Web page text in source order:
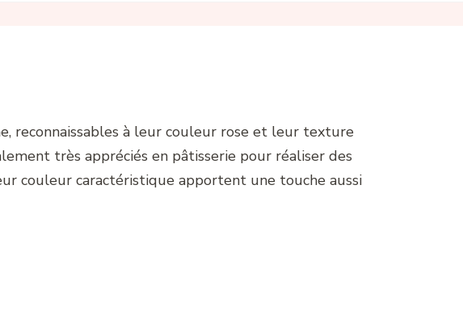
reconnaissables à leur couleur rose et leur texture
très appréciés en pâtisserie pour réaliser des
couleur caractéristique apportent une touche aussi